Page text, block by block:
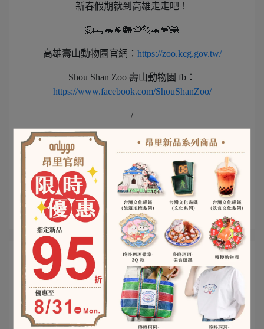
新春假期就到高雄走走吧！
🦁🐊🦛🐐🐘🦥🐅🐢🐒🦝
高雄壽山動物園官網： https://zoo.kcg.gov.tw/
Shou Shan Zoo 壽山動物園 fb：
https://www.facebook.com/ShouShanZoo/
/
Follow US
facebook instagram youtube
所有文章主題
最新消息
昂里專欄